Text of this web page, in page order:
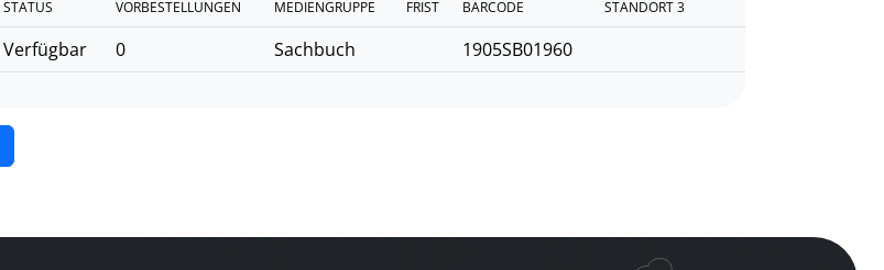
STATUS VORBESTELLUNGEN MEDIENGRUPPE FRIST BARCODE STANDORT 3
Verfügbar 0 Sachbuch 1905SB01960